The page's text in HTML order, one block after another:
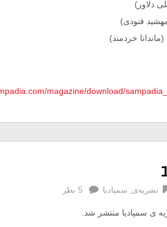
دلاور)
فنودی)
خردمند)
magazine/download/
نشریه‌ی ِ سمپادیا 5 نظر
ی سمپادیا منتشر شد.